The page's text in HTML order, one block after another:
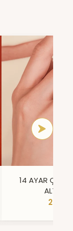
14 AYAR ÇİFT
ALTIN